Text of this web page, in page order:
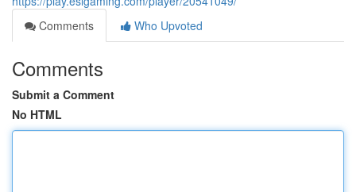
Comments
Who Upvoted
Comments
Submit a Comment
No HTML